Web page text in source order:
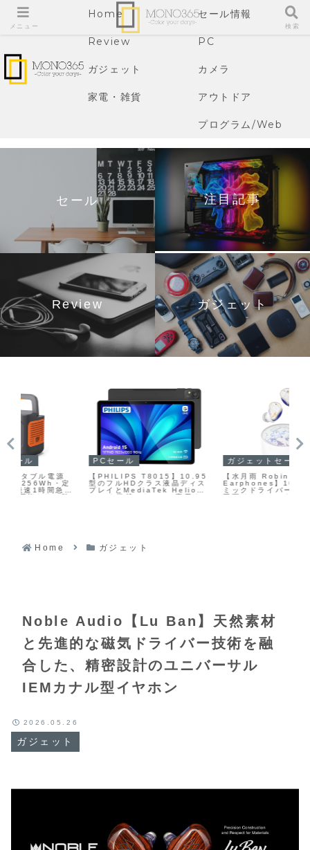
Home セール情報
Review PC
ガジェット カメラ
家電・雑貨 アウトドア
プログラム/Web
セール 注目記事
Review ガジェット
PCセール
【PHILIPS T8015】10.95
型のフルHDクラス液晶ディス
プレイとMediaTek Helio
G99を搭載したWi‑Fi専用タ
ガジェットセール
【水月雨 Robin’s
Earphones】10mmダイナ
ミックドライバーと6mm環状
平面ドライバーを組み合わせ
Home ガジェット
Noble Audio【Lu Ban】天然素材
と先進的な磁気ドライバー技術を融
合した、精密設計のユニバーサル
IEMカナル型イヤホン
ガジェット
2026.05.26
メニュー 検索